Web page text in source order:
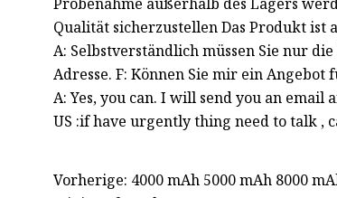
Qualität sicherzustellen Das Produkt ist
A: Selbstverständlich müssen Sie nur
Adresse. F: Können Sie mir ein
A: Yes, you can. I will send you an
US :if have urgently thing need to talk ,
Vorherige: 4000 mAh 5000 mAh 8000